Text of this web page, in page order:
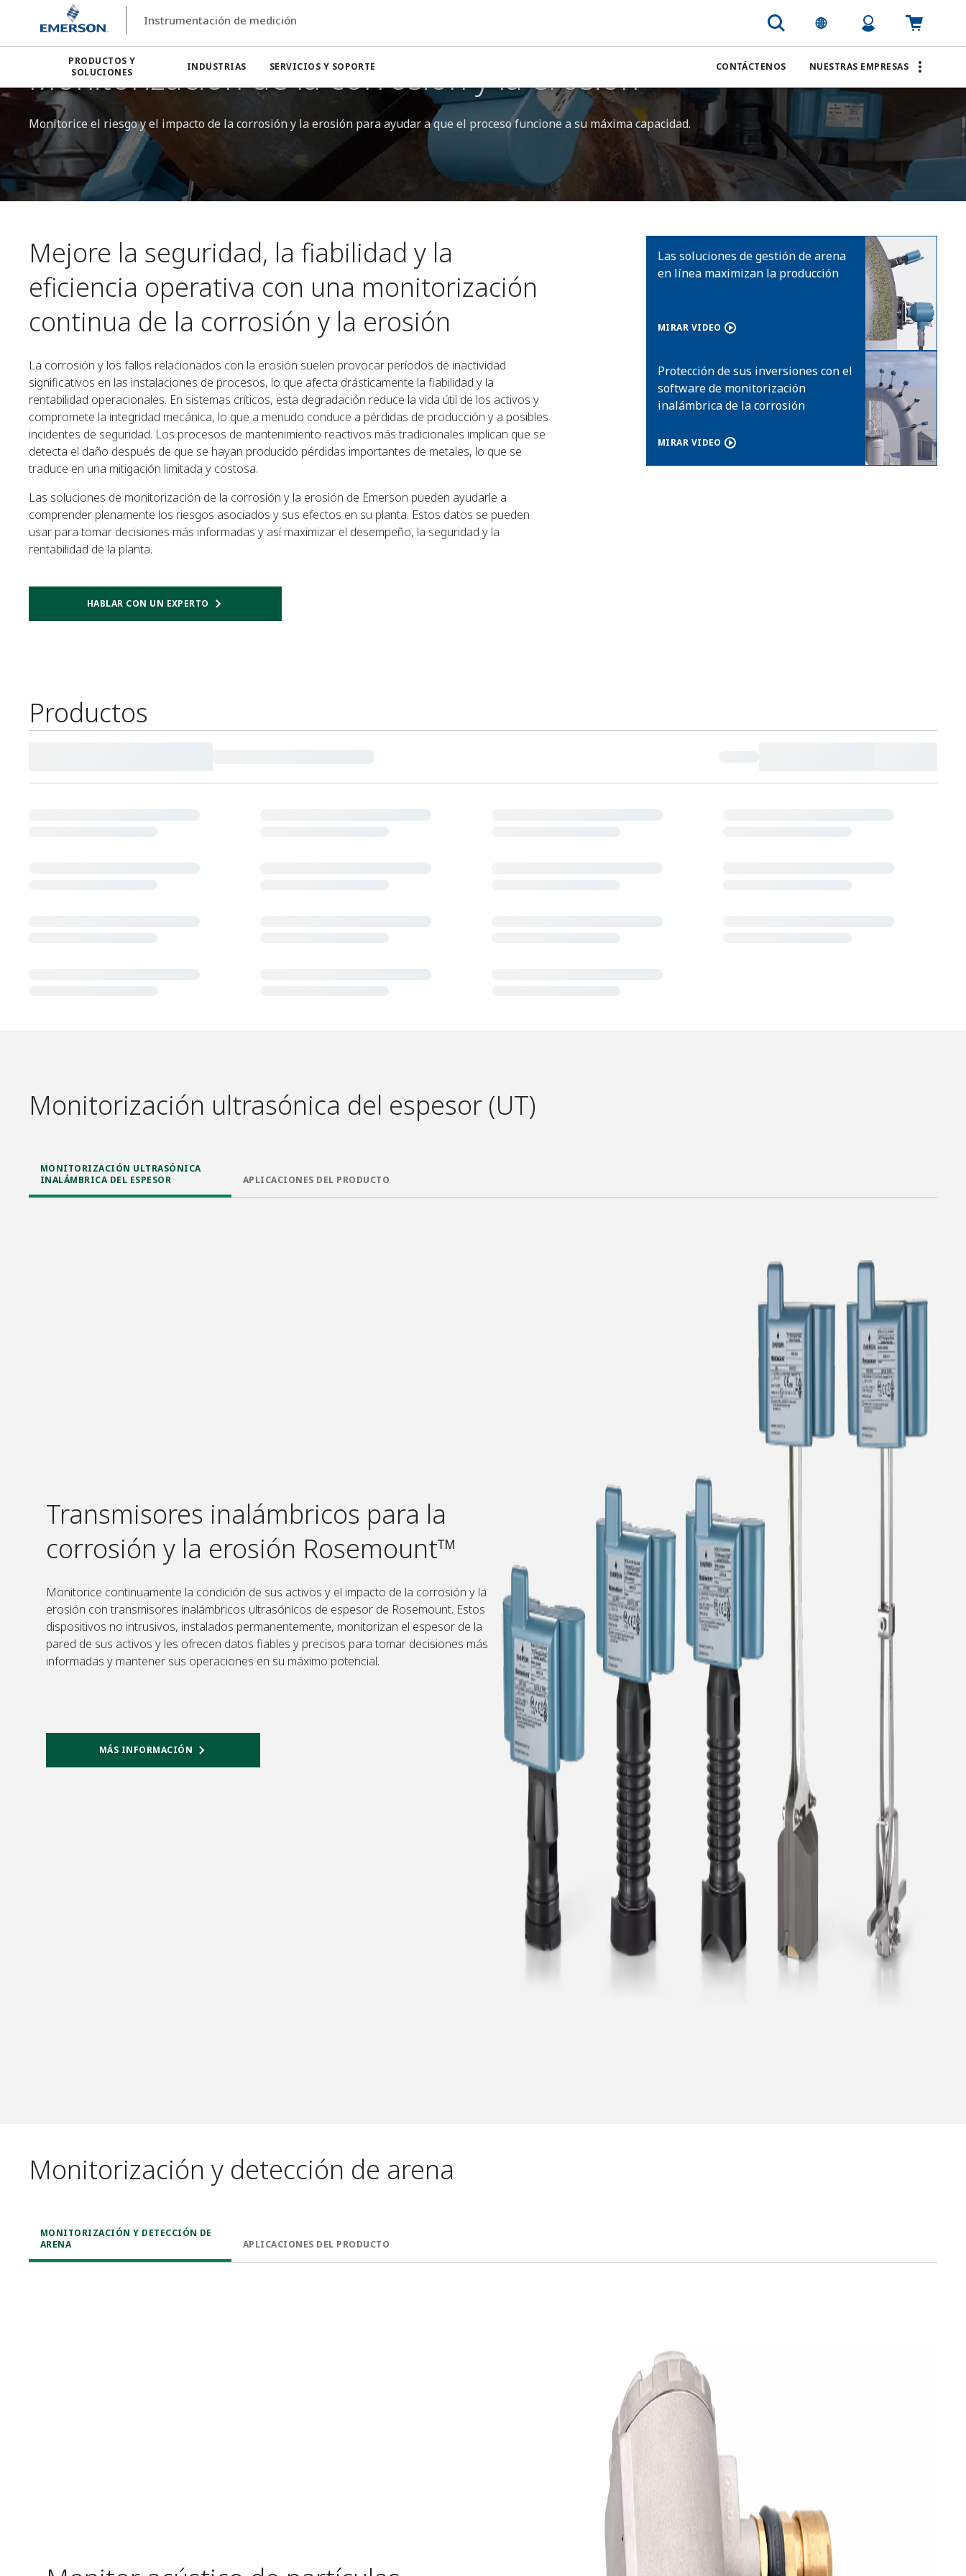
Instrumentación de medición
PRODUCTOS Y
SOLUCIONES
INDUSTRIAS SERVICIOS Y SOPORTE CONTÁCTENOS NUESTRAS EMPRESAS
Instrumentación de medición
Monitorización de la corrosión y la erosión
Monitorice el riesgo y el impacto de la corrosión y la erosión para ayudar a que el proceso funcione a su máxima capacidad.
Mejore la seguridad, la fiabilidad y la
eficiencia operativa con una monitorización
continua de la corrosión y la erosión
La corrosión y los fallos relacionados con la erosión suelen provocar períodos de inactividad
significativos en las instalaciones de procesos, lo que afecta drásticamente la fiabilidad y la
rentabilidad operacionales. En sistemas críticos, esta degradación reduce la vida útil de los activos y
compromete la integridad mecánica, lo que a menudo conduce a pérdidas de producción y a posibles
incidentes de seguridad. Los procesos de mantenimiento reactivos más tradicionales implican que se
detecta el daño después de que se hayan producido pérdidas importantes de metales, lo que se
traduce en una mitigación limitada y costosa.
Las soluciones de monitorización de la corrosión y la erosión de Emerson pueden ayudarle a
comprender plenamente los riesgos asociados y sus efectos en su planta. Estos datos se pueden
usar para tomar decisiones más informadas y así maximizar el desempeño, la seguridad y la
rentabilidad de la planta.
HABLAR CON UN EXPERTO
Las soluciones de gestión de arena
en línea maximizan la producción
MIRAR VIDEO
Protección de sus inversiones con el
software de monitorización
inalámbrica de la corrosión
MIRAR VIDEO
Productos
Monitorización ultrasónica del espesor (UT)
MONITORIZACIÓN ULTRASÓNICA
INALÁMBRICA DEL ESPESOR
APLICACIONES DEL PRODUCTO
Transmisores inalámbricos para la
corrosión y la erosión Rosemount™
Monitorice continuamente la condición de sus activos y el impacto de la corrosión y la
erosión con transmisores inalámbricos ultrasónicos de espesor de Rosemount. Estos
dispositivos no intrusivos, instalados permanentemente, monitorizan el espesor de la
pared de sus activos y les ofrecen datos fiables y precisos para tomar decisiones más
informadas y mantener sus operaciones en su máximo potencial.
MÁS INFORMACIÓN
Monitorización y detección de arena
MONITORIZACIÓN Y DETECCIÓN DE
ARENA
APLICACIONES DEL PRODUCTO